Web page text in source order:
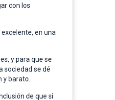
con los
en una
y para que se
sociedad se dé
barato.
de que si